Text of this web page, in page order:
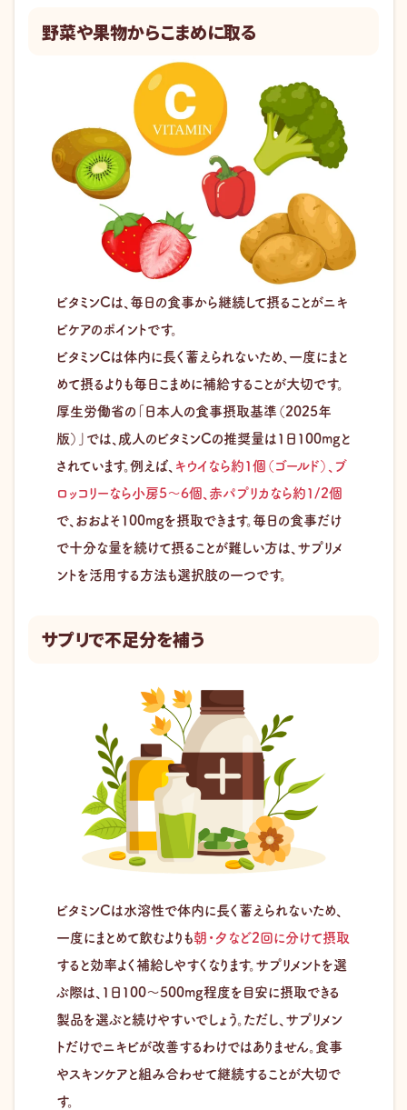
野菜や果物からこまめに取る
ビタミンCは、毎日の食事から継続して摂ることがニキ
ビケアのポイントです。
ビタミンCは体内に長く蓄えられないため、一度にまと
めて摂るよりも毎日こまめに補給することが大切です。
厚生労働省の「日本人の食事摂取基準（2025年
版）」では、成人のビタミンCの推奨量は1日100mgと
されています。例えば、 キウイなら約1個（ゴールド）、ブ
ロッコリーなら小房5～6個、赤パプリカなら約1/2個
で、おおよそ100mgを摂取できます。毎日の食事だけ
で十分な量を続けて摂ることが難しい方は、サプリメ
ントを活用する方法も選択肢の一つです。
サプリで不足分を補う
ビタミンCは水溶性で体内に長く蓄えられないため、
一度にまとめて飲むよりも朝・夕など2回に分けて摂取
すると効率よく補給しやすくなります。サプリメントを選
ぶ際は、1日100～500mg程度を目安に摂取できる
製品を選ぶと続けやすいでしょう。ただし、サプリメン
トだけでニキビが改善するわけではありません。食事
やスキンケアと組み合わせて継続することが大切で
す。